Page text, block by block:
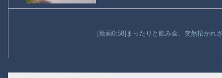
[動画0:58]まったりと飲み会、突然招かれ